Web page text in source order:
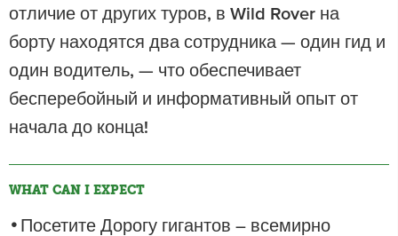
отличие от других туров, в Wild Rover на
борту находятся два сотрудника — один гид и
один водитель, — что обеспечивает
бесперебойный и информативный опыт от
начала до конца!
WHAT CAN I EXPECT
Посетите Дорогу гигантов – всемирно